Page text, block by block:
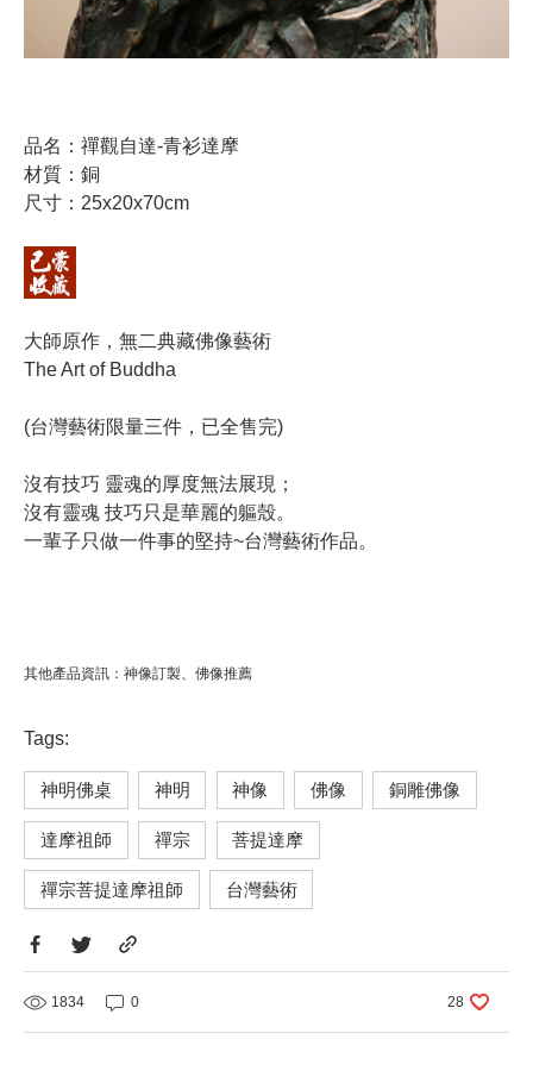
品名：禪觀自達-青衫達摩
材質：銅
尺寸：25x20x70cm
大師原作，無二典藏佛像藝術
The Art of Buddha
(台灣藝術限量三件，已全售完)
沒有技巧 靈魂的厚度無法展現；
沒有靈魂 技巧只是華麗的軀殼。
一輩子只做一件事的堅持~台灣藝術作品。
其他產品資訊： 神像訂製、 佛像推薦
Tags:
神明佛桌 神明 神像 佛像 銅雕佛像
達摩祖師 禪宗 菩提達摩
禪宗菩提達摩祖師 台灣藝術
1834 0 28